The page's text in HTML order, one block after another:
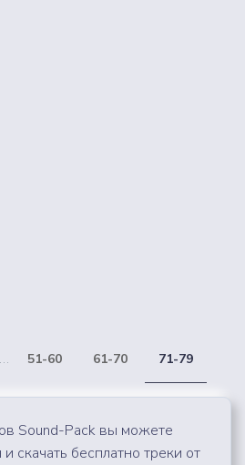
... 51-60 61-70 71-79
Sound-Pack вы можете
скачать бесплатно треки от